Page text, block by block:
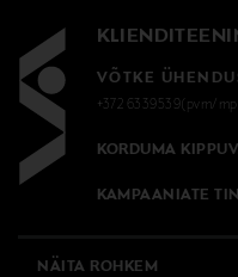
VÕTKE
+372 6339539(pvm/
KORDUMA
KAMPAANIATE
NÄITA ROHKEM